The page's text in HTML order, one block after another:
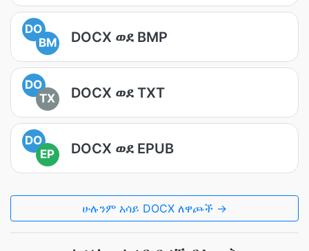
DO
BM
DOCX ወደ BMP
DO
TX
DOCX ወደ TXT
DO
EP
DOCX ወደ EPUB
ሁሉንም አሳይ DOCX ለዋጮች →